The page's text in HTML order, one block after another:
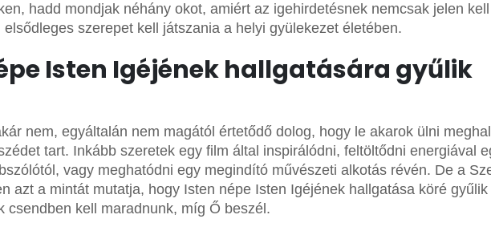
hadd mondjak néhány okot, amiért az igehirdetésnek nemcsak jelen kell
elsődleges szerepet kell játszania a helyi gyülekezet életében.
Isten Igéjének hallgatására gyűlik
nem, egyáltalán nem magától értetődő dolog, hogy le akarok ülni
tart. Inkább szeretek egy film által inspirálódni, feltöltődni energiával
vagy meghatódni egy megindító művészeti alkotás révén. De a
azt a mintát mutatja, hogy Isten népe Isten Igéjének hallgatása köré gyűlik
csendben kell maradnunk, míg Ő beszél.